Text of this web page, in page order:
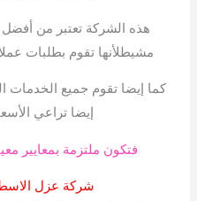
هذه الشركة تعتبر من
مشيطلأنها تقوم بطلبات
كما إيضا تقوم جميع الخدمات
إيضا تراعي
فتكون ملتزمة بمعايير
شركة عزل